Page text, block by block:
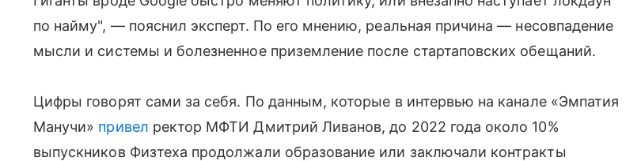
по найму", — пояснил эксперт. По его мнению, реальная причина — несовпадение
мысли и системы и болезненное приземление после стартаповских обещаний.
Цифры говорят сами за себя. По данным, которые в интервью на канале «Эмпатия
Манучи» привел ректор МФТИ Дмитрий Ливанов, до 2022 года около 10%
выпускников Физтеха продолжали образование или заключали контракты